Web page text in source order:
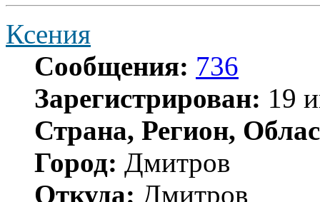
Ксения
Сообщения: 736
Зарегистрирован: 19
Страна, Регион,
Город: Дмитров
Откуда: Дмитров